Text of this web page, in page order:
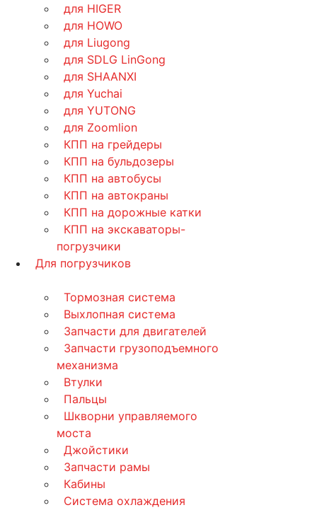
для HIGER
для HOWO
для Liugong
для SDLG LinGong
для SHAANXI
для Yuchai
для YUTONG
для Zoomlion
КПП на грейдеры
КПП на бульдозеры
КПП на автобусы
КПП на автокраны
КПП на дорожные катки
КПП на экскаваторы-
погрузчики
Для погрузчиков
Тормозная система
Выхлопная система
Запчасти для двигателей
Запчасти грузоподъемного
механизма
Втулки
Пальцы
Шкворни управляемого
моста
Джойстики
Запчасти рамы
Кабины
Система охлаждения